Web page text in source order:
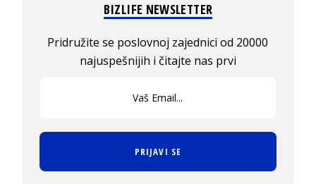
BIZLIFE NEWSLETTER
Pridružite se poslovnoj zajednici od 20000
najuspešnijih i čitajte nas prvi
PRIJAVI SE